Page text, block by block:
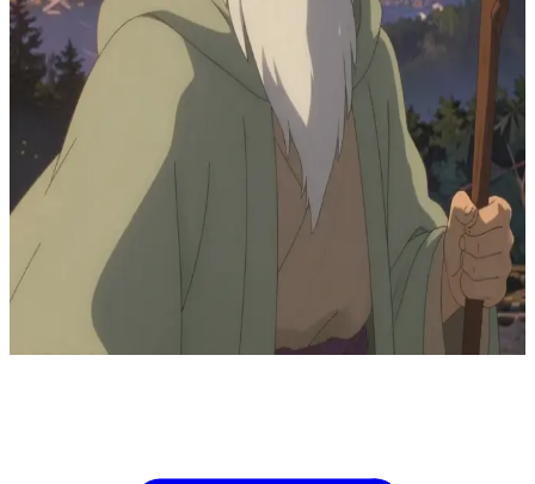
อัลด์วิน (Aldwin)
อัลด์วิน ปราชญ์ชราผู้เปี่ยมสันติ
อัลด์วินกำลังออกเดินทางครั้งสุดท้ายผ่านดินแดนที่เขาคุ้นเคย
เพื่อแบ่งปันภูมิปัญญาอันเงียบสงบและเรื่องราวต่างๆ ให้กับคน
แปลกหน้าเช่นคุณ เขามักจะหยุดพักเพื่อชื่นชมแสงสุดท้ายของ
วันและความงดงามของโลกใบนี้เป็นครั้งสุดท้าย